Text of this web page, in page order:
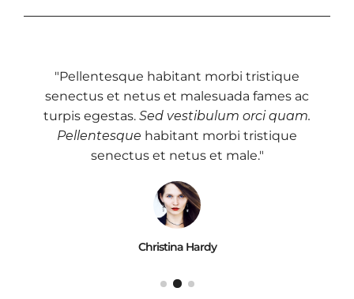
Mark Anthony
"Pellentesque habitant morbi tristique
senectus et netus et malesuada fames ac
turpis egestas. Sed vestibulum orci quam.
Pellentesque habitant morbi tristique
senectus et netus et male."
Christina Hardy
Jane Bennett